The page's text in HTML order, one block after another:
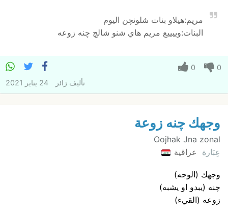
مريم:هيلاو بنات شلونچن اليوم
البنات:وييييع مريم هاي شنو شالچ چنه زوعه
0
0
تأليف زائر 24 يناير 2021
وجهك چنه زوعة
Oojhak Jna zonal
عِبَارة
عراقية
وجهك (الوجه)
چنه (يبدو او يشبه)
زوعه (القيء)